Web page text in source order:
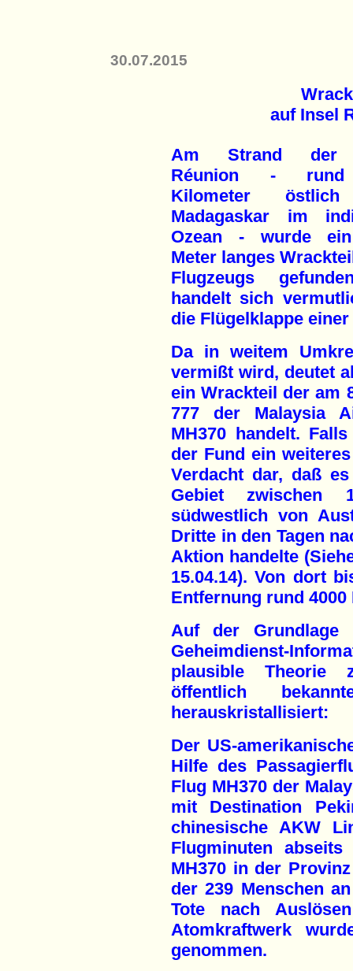
30.07.2015
auf Insel
Am Strand der
Réunion -
Kilometer
Madagaskar im
Ozean - wurde
Meter langes
Flugzeugs
handelt sich
die Flügelklappe
Da in weitem
vermißt wird, deutet
ein Wrackteil der am
777 der Malaysia
MH370 handelt.
der Fund ein
Verdacht dar, daß
Gebiet zwischen
südwestlich von
Dritte in den Tagen
Aktion handelte
15.04.14). Von dort
Entfernung rund
Auf der Grundlage
Geheimdienst-
plausible Theorie
öffentlich
herauskristallisiert:
Der US-
Hilfe des
Flug MH370 der
mit Destination
chinesische AKW
Flugminuten
MH370 in der
der 239 Menschen
Tote nach
Atomkraftwerk
genommen.